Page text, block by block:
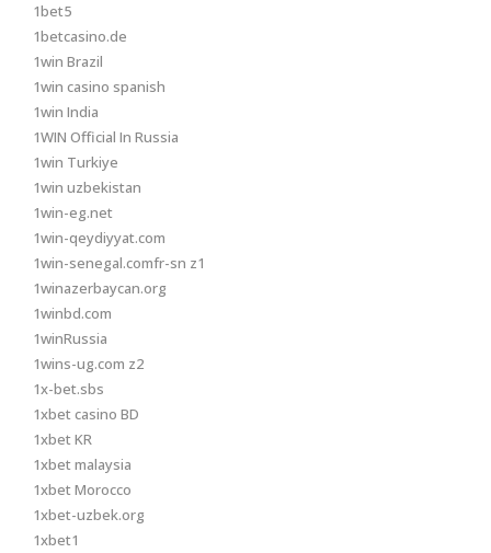
1bet5
1betcasino.de
1win Brazil
1win casino spanish
1win India
1WIN Official In Russia
1win Turkiye
1win uzbekistan
1win-eg.net
1win-qeydiyyat.com
1win-senegal.comfr-sn z1
1winazerbaycan.org
1winbd.com
1winRussia
1wins-ug.com z2
1x-bet.sbs
1xbet casino BD
1xbet KR
1xbet malaysia
1xbet Morocco
1xbet-uzbek.org
1xbet1